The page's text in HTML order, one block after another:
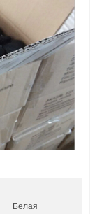
Белая